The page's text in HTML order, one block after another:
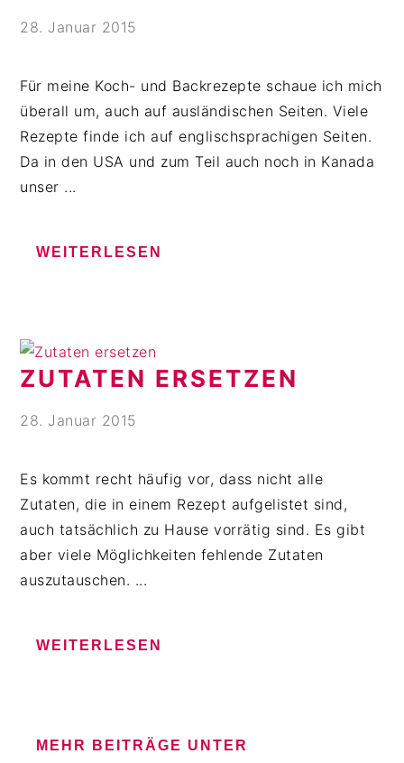
28. Januar 2015
Für meine Koch- und Backrezepte schaue ich mich
überall um, auch auf ausländischen Seiten. Viele
Rezepte finde ich auf englischsprachigen Seiten.
Da in den USA und zum Teil auch noch in Kanada
unser ...
WEITERLESEN
ZUTATEN ERSETZEN
28. Januar 2015
Es kommt recht häufig vor, dass nicht alle
Zutaten, die in einem Rezept aufgelistet sind,
auch tatsächlich zu Hause vorrätig sind. Es gibt
aber viele Möglichkeiten fehlende Zutaten
auszutauschen. ...
WEITERLESEN
MEHR BEITRÄGE UNTER